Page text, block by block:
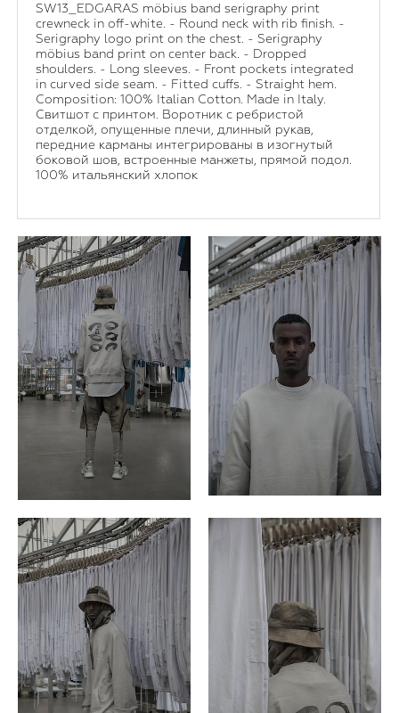
SW13_EDGARAS möbius band serigraphy print
crewneck in off-white. - Round neck with rib finish. -
Serigraphy logo print on the chest. - Serigraphy
möbius band print on center back. - Dropped
shoulders. - Long sleeves. - Front pockets integrated
in curved side seam. - Fitted cuffs. - Straight hem.
Composition: 100% Italian Cotton. Made in Italy.
Свитшот с принтом. Воротник с ребристой
отделкой, опущенные плечи, длинный рукав,
передние карманы интегрированы в изогнутый
боковой шов, встроенные манжеты, прямой подол.
100% итальянский хлопок